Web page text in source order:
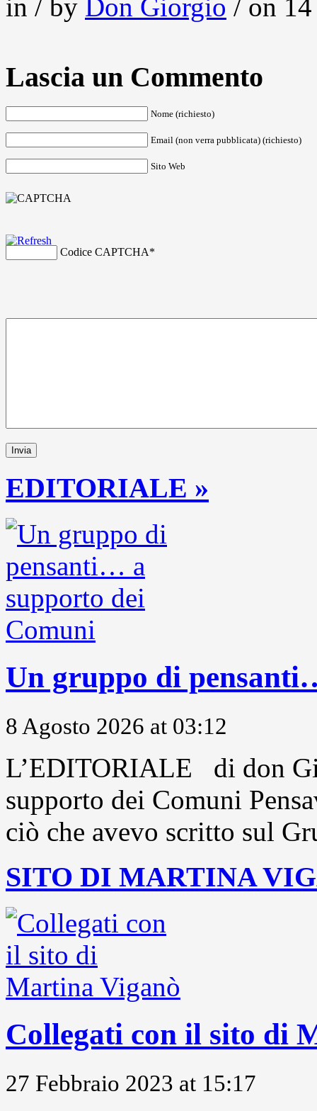
in / by Don Giorgio / on
Lascia un Commento
Nome (richiesto)
Email (non verra pubblicata) (richiesto)
Sito Web
Codice CAPTCHA*
EDITORIALE »
Un gruppo di
8 Agosto 2026 at 03:12
L’EDITORIALE di don
supporto dei Comuni
ciò che avevo scritto sul
SITO DI MARTINA
Collegati con il sito di
27 Febbraio 2023 at 15:17